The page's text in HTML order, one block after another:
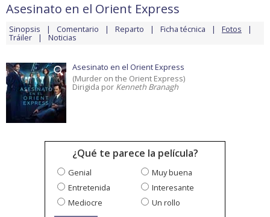
Asesinato en el Orient Express
Sinopsis Comentario Reparto Ficha técnica Fotos
Tráiler Noticias
Asesinato en el Orient Express
(Murder on the Orient Express)
Dirigida por Kenneth Branagh
¿Qué te parece la película?
Genial
Muy buena
Entretenida
Interesante
Mediocre
Un rollo